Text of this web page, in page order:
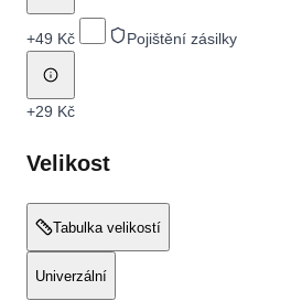
+49 Kč Pojištění zásilky
+29 Kč
Velikost
Tabulka velikostí
Univerzální